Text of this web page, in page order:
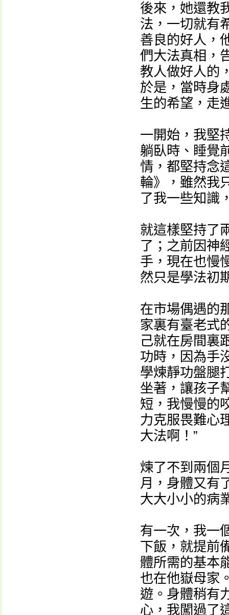
後來，她還教
法，一切就有
善良的好人，
們大法真相，
教人做好人的
於是，當時身
生的希望，走
一開始，我堅
躺臥時、睡覺
情，都堅持念
輪》，雖然我
了我一些知識
就這樣堅持了
了；之前因神
手，現在也慢
然只是學法初
在市場偶遇的
家裏有臺老式
己就在房間裏
功時，因為手
學煉靜功盤腿
坐著，讓孩子
短，我慢慢的
力克服畏難心
大法啊！”
煉了不到兩個
月，身體又有
大大小小的病
有一次，我一
下飯，就提前
體所需的基本
也在他嶽母家
遊。身體稍有
心，我闖過了